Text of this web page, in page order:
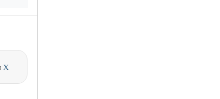
X